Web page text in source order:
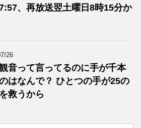
、再放送翌土曜日8時15分か
26
音って言ってるのに手が千本
はなんで？ ひとつの手が25の
救うから